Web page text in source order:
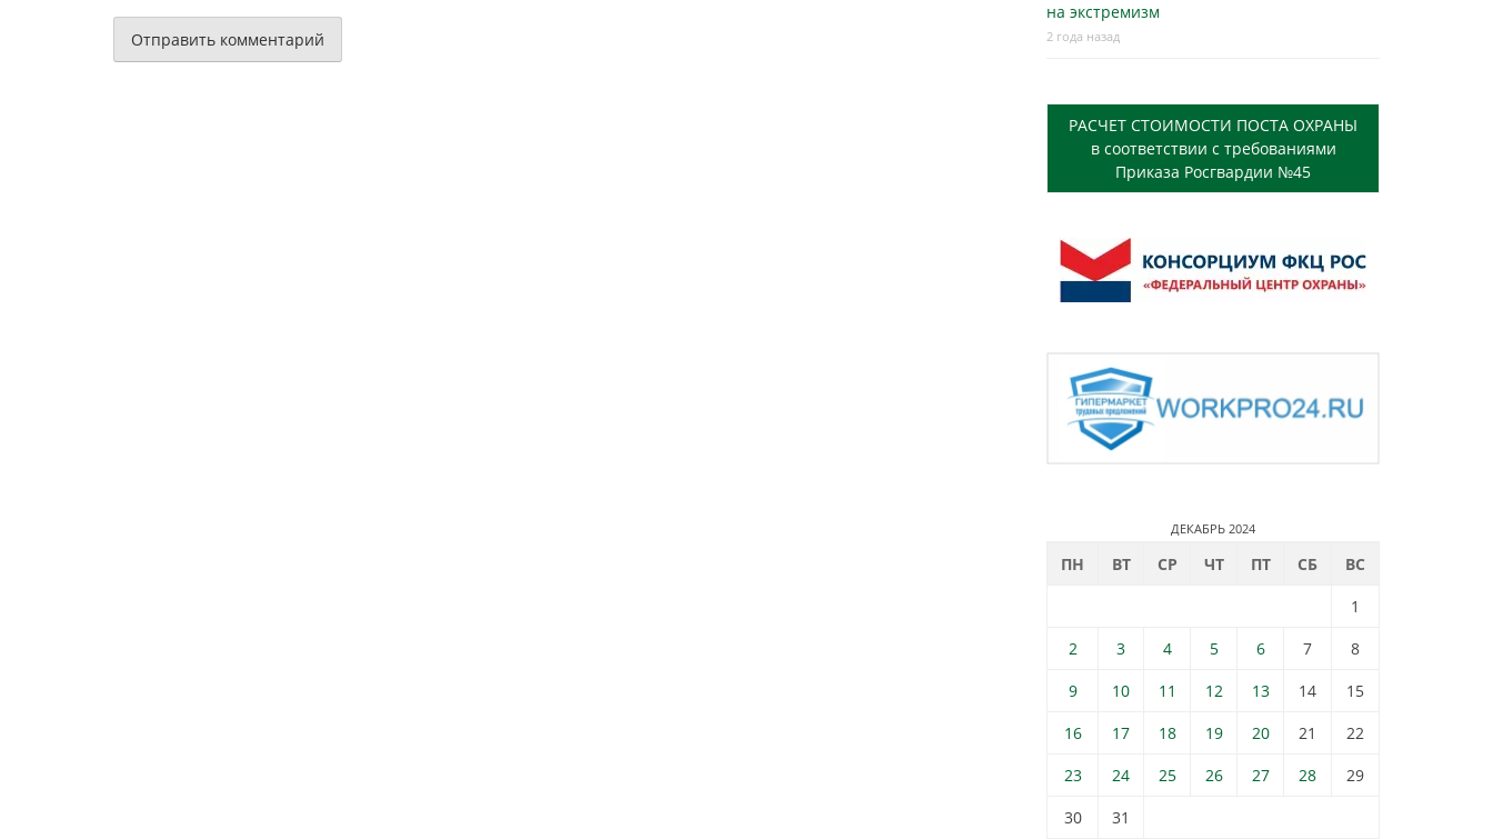
на экстремизм
2 года назад
РАСЧЕТ СТОИМОСТИ ПОСТА ОХРАНЫ
в соответствии с требованиями
Приказа Росгвардии №45
ДЕКАБРЬ 2024
ПН ВТ СР ЧТ ПТ СБ
ВС
1
2
3 4 5 6 7
8
9
10 11 12 13 14
15
16
17 18 19 20 21
22
23
24 25 26 27 28
29
30
31